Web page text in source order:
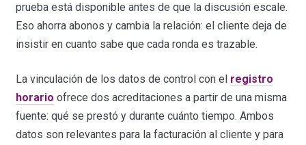
prueba está disponible antes de que la discusión escale.
Eso ahorra abonos y cambia la relación: el cliente deja de
insistir en cuanto sabe que cada ronda es trazable.
La vinculación de los datos de control con el registro
horario ofrece dos acreditaciones a partir de una misma
fuente: qué se prestó y durante cuánto tiempo. Ambos
datos son relevantes para la facturación al cliente y para